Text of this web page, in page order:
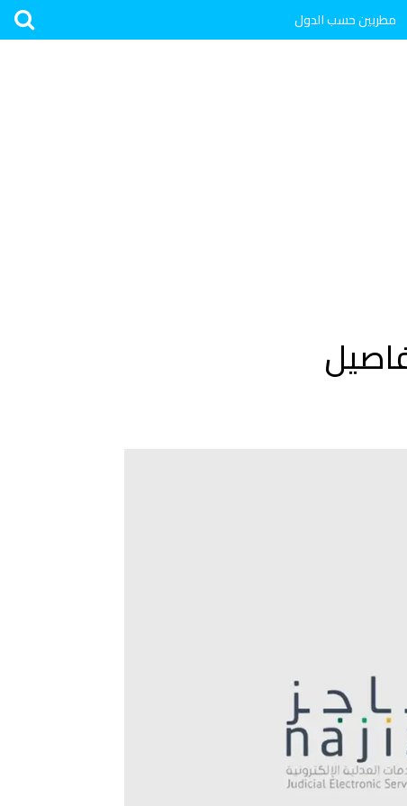
مطربين حسب الدول